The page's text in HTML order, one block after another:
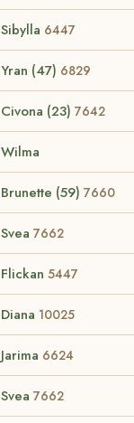
Sibylla 6447
Yran (47) 6829
Civona (23) 7642
Wilma
Brunette (59) 7660
Svea 7662
Flickan 5447
Diana 10025
Jarima 6624
Svea 7662